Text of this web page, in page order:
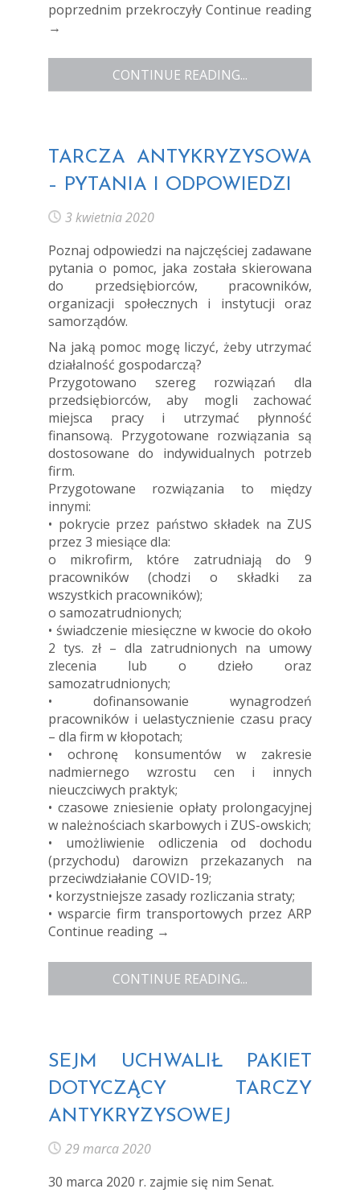
poprzednim przekroczyły Continue reading
→
CONTINUE READING...
TARCZA ANTYKRYZYSOWA
– PYTANIA I ODPOWIEDZI
3 kwietnia 2020
Poznaj odpowiedzi na najczęściej zadawane
pytania o pomoc, jaka została skierowana
do przedsiębiorców, pracowników,
organizacji społecznych i instytucji oraz
samorządów.
Na jaką pomoc mogę liczyć, żeby utrzymać
działalność gospodarczą?
Przygotowano szereg rozwiązań dla
przedsiębiorców, aby mogli zachować
miejsca pracy i utrzymać płynność
finansową. Przygotowane rozwiązania są
dostosowane do indywidualnych potrzeb
firm.
Przygotowane rozwiązania to między
innymi:
• pokrycie przez państwo składek na ZUS
przez 3 miesiące dla:
o mikrofirm, które zatrudniają do 9
pracowników (chodzi o składki za
wszystkich pracowników);
o samozatrudnionych;
• świadczenie miesięczne w kwocie do około
2 tys. zł – dla zatrudnionych na umowy
zlecenia lub o dzieło oraz
samozatrudnionych;
• dofinansowanie wynagrodzeń
pracowników i uelastycznienie czasu pracy
– dla firm w kłopotach;
• ochronę konsumentów w zakresie
nadmiernego wzrostu cen i innych
nieuczciwych praktyk;
• czasowe zniesienie opłaty prolongacyjnej
w należnościach skarbowych i ZUS-owskich;
• umożliwienie odliczenia od dochodu
(przychodu) darowizn przekazanych na
przeciwdziałanie COVID-19;
• korzystniejsze zasady rozliczania straty;
• wsparcie firm transportowych przez ARP
Continue reading →
CONTINUE READING...
SEJM UCHWALIŁ PAKIET
DOTYCZĄCY TARCZY
ANTYKRYZYSOWEJ
29 marca 2020
30 marca 2020 r. zajmie się nim Senat.